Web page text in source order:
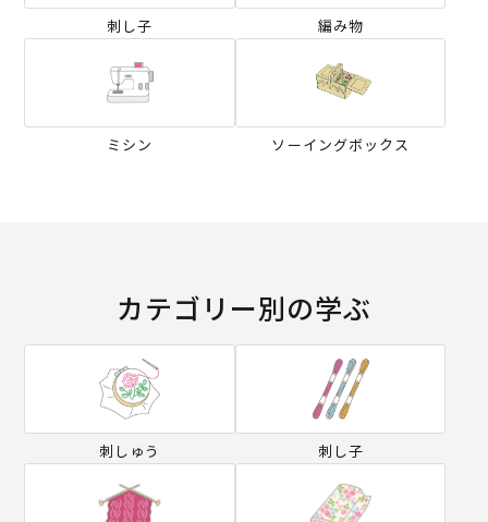
刺し子 編み物
ミシン ソーイングボックス
カテゴリー別の学ぶ
刺しゅう 刺し子